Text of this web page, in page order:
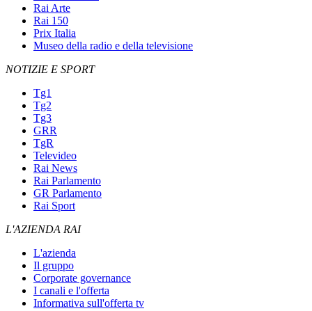
Rai Arte
Rai 150
Prix Italia
Museo della radio e della televisione
NOTIZIE E SPORT
Tg1
Tg2
Tg3
GRR
TgR
Televideo
Rai News
Rai Parlamento
GR Parlamento
Rai Sport
L'AZIENDA RAI
L'azienda
Il gruppo
Corporate governance
I canali e l'offerta
Informativa sull'offerta tv